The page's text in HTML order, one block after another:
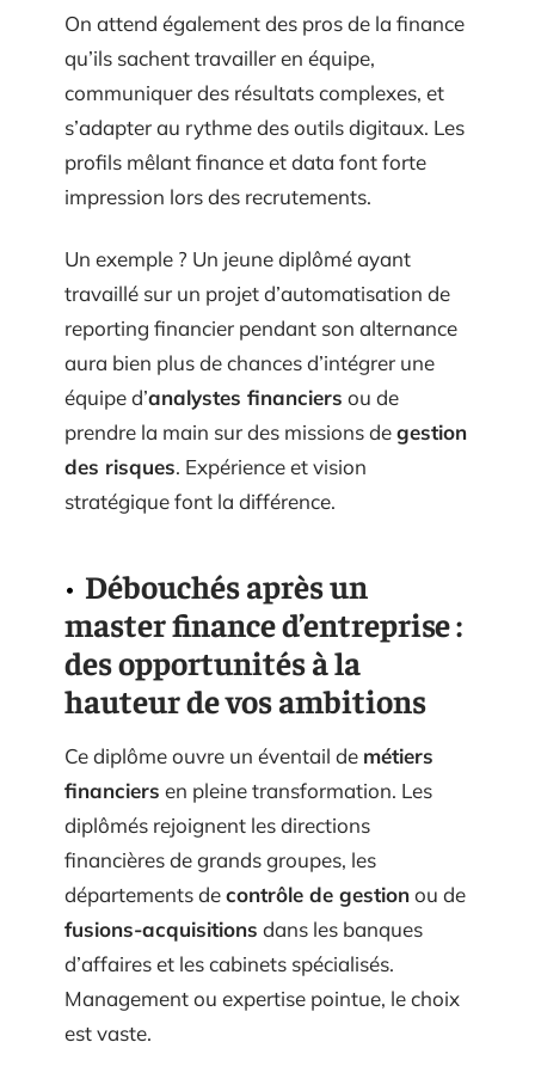
On attend également des pros de la finance
qu’ils sachent travailler en équipe,
communiquer des résultats complexes, et
s’adapter au rythme des outils digitaux. Les
profils mêlant finance et data font forte
impression lors des recrutements.
Un exemple ? Un jeune diplômé ayant
travaillé sur un projet d’automatisation de
reporting financier pendant son alternance
aura bien plus de chances d’intégrer une
équipe d’analystes financiers ou de
prendre la main sur des missions degestion
des risques. Expérience et vision
stratégique font la différence.
Débouchés après un
master finance d’entreprise :
des opportunités à la
hauteur de vos ambitions
Ce diplôme ouvre un éventail de métiers
financiers en pleine transformation. Les
diplômés rejoignent les directions
financières de grands groupes, les
départements decontrôle de gestionou de
fusions-acquisitions dans les banques
d’affaires et les cabinets spécialisés.
Management ou expertise pointue, le choix
est vaste.